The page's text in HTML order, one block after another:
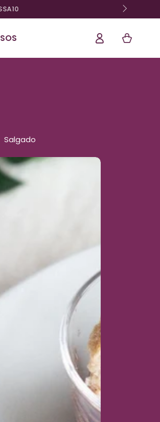
Ligação Cesta
Salgado